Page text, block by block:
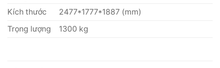
Kích thước
2477*1777*1887 (mm)
Trọng lượng
1300 kg